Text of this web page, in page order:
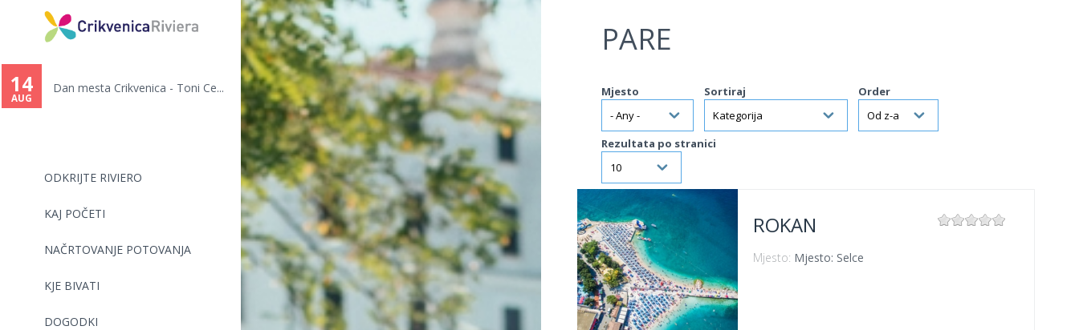
Jump to navigation
ODKRIJTE RIVIERO
KAJ POČETI
NAČRTOVANJE POTOVANJA
KJE BIVATI
DOGODKI
14
AUG
Dan mesta Crikvenica - Toni Ce...
PARE
Mjesto Sortiraj Order
Rezultata po stranici
VIŠE INFORMACIJA
ROKAN
Mjesto: Mjesto: Selce